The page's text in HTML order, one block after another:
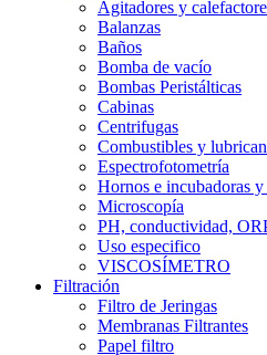
Agitadores y
Balanzas
Baños
Bomba de vacío
Bombas Peristálticas
Cabinas
Centrifugas
Combustibles y
Espectrofotometría
Hornos e incubadoras
Microscopía
PH, conductividad,
Uso especifico
VISCOSÍMETRO
Filtración
Filtro de Jeringas
Membranas Filtrantes
Papel filtro